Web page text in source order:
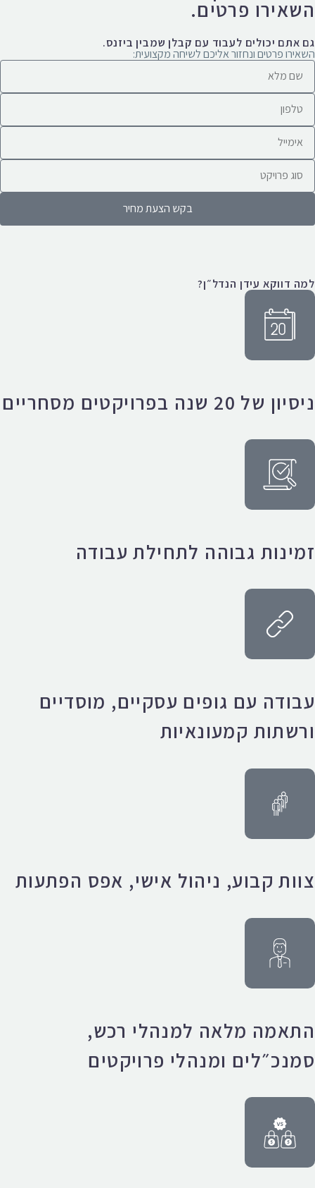
השאירו פרטים.
גם אתם יכולים לעבוד עם קבלן שמבין ביזנס.
השאירו פרטים ונחזור אליכם לשיחה מקצועית:
בקש הצעת מחיר
למה דווקא עידן הנדל״ן?
ניסיון של 20 שנה בפרויקטים מסחריים
זמינות גבוהה לתחילת עבודה
עבודה עם גופים עסקיים, מוסדיים
ורשתות קמעונאיות
צוות קבוע, ניהול אישי, אפס הפתעות
התאמה מלאה למנהלי רכש,
סמנכ״לים ומנהלי פרויקטים